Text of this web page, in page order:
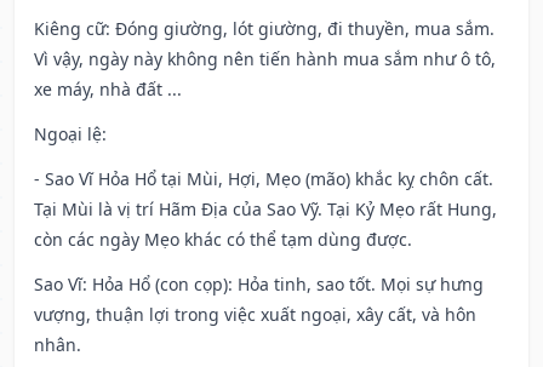
Kiêng cữ: Đóng giường, lót giường, đi thuyền, mua sắm.
Vì vậy, ngày này không nên tiến hành mua sắm như ô tô,
xe máy, nhà đất ...
Ngoại lệ:
- Sao Vĩ Hỏa Hổ tại Mùi, Hợi, Mẹo (mão) khắc kỵ chôn cất.
Tại Mùi là vị trí Hãm Địa của Sao Vỹ. Tại Kỷ Mẹo rất Hung,
còn các ngày Mẹo khác có thể tạm dùng được.
Sao Vĩ: Hỏa Hổ (con cọp): Hỏa tinh, sao tốt. Mọi sự hưng
vượng, thuận lợi trong việc xuất ngoại, xây cất, và hôn
nhân.